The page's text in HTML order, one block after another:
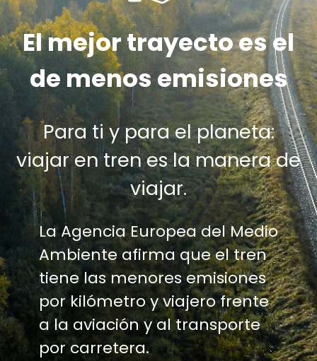
El mejor trayecto es el
de menos emisiones
Para ti y para el planeta:
viajar en tren es la manera de
viajar.
La Agencia Europea del Medio
Ambiente afirma que el tren
tiene las menores emisiones
por kilómetro y viajero frente
a la aviación y al transporte
por carretera.